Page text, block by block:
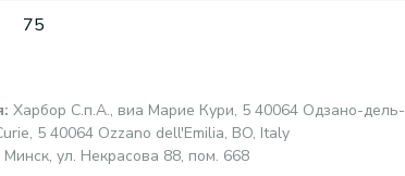
75
: Харбор С.п.А., виа Марие Кури, 5 40064 Одзано-дель-
5 40064 Ozzano dell'Emilia, BO, Italy
ул. Некрасова 88, пом. 668